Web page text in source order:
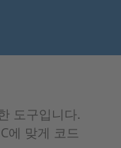
도구입니다.
에 맞게 코드